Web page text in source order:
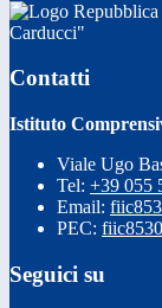
Carducci"
Contatti
Istituto
Viale Ugo
Tel: +39 055
Email:
PEC:
Seguici su